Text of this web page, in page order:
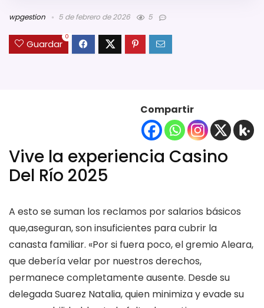
wpgestion 5 de febrero de 2026 5
Guardar
0
Compartir
Vive la experiencia Casino
Del Río 2025
A esto se suman los reclamos por salarios básicos
que,aseguran, son insuficientes para cubrir la
canasta familiar. «Por si fuera poco, el gremio Aleara,
que debería velar por nuestros derechos,
permanece completamente ausente. Desde su
delegada Suarez Natalia, quien minimiza y evade su